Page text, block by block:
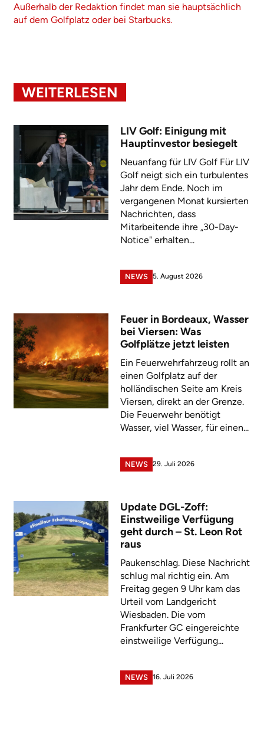
Außerhalb der Redaktion findet man sie hauptsächlich
auf dem Golfplatz oder bei Starbucks.
WEITERLESEN
LIV Golf: Einigung mit
Hauptinvestor besiegelt
Neuanfang für LIV Golf Für LIV
Golf neigt sich ein turbulentes
Jahr dem Ende. Noch im
vergangenen Monat kursierten
Nachrichten, dass
Mitarbeitende ihre „30-Day-
Notice" erhalten...
NEWS 5. August 2026
Feuer in Bordeaux, Wasser
bei Viersen: Was
Golfplätze jetzt leisten
Ein Feuerwehrfahrzeug rollt an
einen Golfplatz auf der
holländischen Seite am Kreis
Viersen, direkt an der Grenze.
Die Feuerwehr benötigt
Wasser, viel Wasser, für einen...
NEWS 29. Juli 2026
Update DGL-Zoff:
Einstweilige Verfügung
geht durch – St. Leon Rot
raus
Paukenschlag. Diese Nachricht
schlug mal richtig ein. Am
Freitag gegen 9 Uhr kam das
Urteil vom Landgericht
Wiesbaden. Die vom
Frankfurter GC eingereichte
einstweilige Verfügung...
NEWS 16. Juli 2026